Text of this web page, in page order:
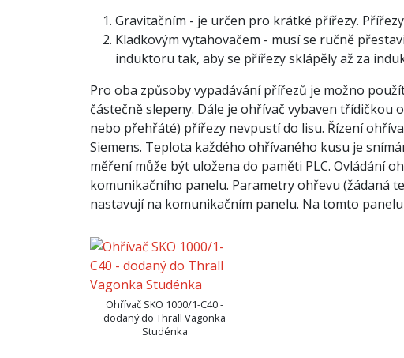
Gravitačním - je určen pro krátké přířezy.
Kladkovým vytahovačem - musí se ručně
induktoru tak, aby se přířezy sklápěly až za
Pro oba způsoby vypadávání přířezů je možno
částečně slepeny. Dále je ohřívač vybaven
nebo přehřáté) přířezy nevpustí do lisu. Řízení
Siemens. Teplota každého ohřívaného kusu je
měření může být uložena do paměti PLC. Ovládání
komunikačního panelu. Parametry ohřevu (žádaná
nastavují na komunikačním panelu. Na tomto
Ohřívač SKO 1000/1-C40
Ohřívač SKO 1000/1-C40 -
dodaný do Thrall Vagonka
Studénka